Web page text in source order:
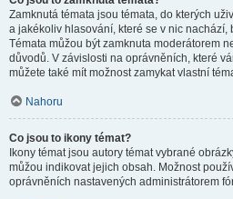
Zamknutá témata jsou témata, do kterých
a jakékoliv hlasování, které se v nic nachází,
Témata můžou být zamknuta moderátorem
důvodů. V závislosti na oprávněních, které
můžete také mít možnost zamykat vlastní
Nahoru
Co jsou to ikony témat?
Ikony témat jsou autory témat vybrané
můžou indikovat jejich obsah. Možnost
oprávněních nastavených administrátorem